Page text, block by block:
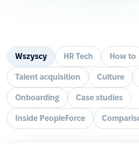
Wszyscy HR Tech How to
Talent acquisition Culture
Onboarding Case studies
Inside PeopleForce